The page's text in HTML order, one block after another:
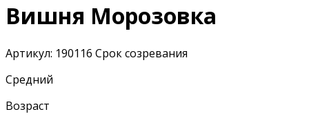
Вишня Морозовка
Артикул: 190116 Срок созревания
Средний
Возраст